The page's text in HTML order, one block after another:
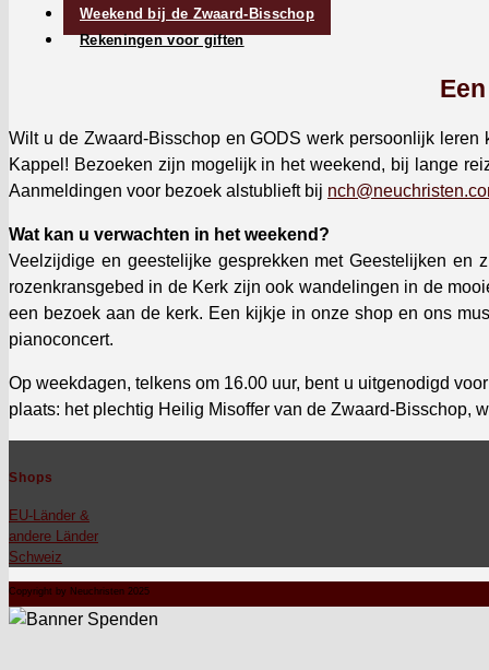
Week­end bij de Zwaard-Biss­chop
Rekenin­gen voor giften
Wilt u de Zwaard-Biss­chop en GODS werk per­soon­lijk
Kap­pel! Bezoeken zijn mogelijk in het week­end, bij lange
Aan­meldin­gen voor bezoek alstublieft bij
Wat kan u verwacht­en in het week­end?
Veelz­i­jdi­ge en geestelijke gesprekken met Geestelijken
rozenkrans­gebed in de Kerk zijn ook wan­delin­gen in de
een bezoek aan de kerk. Een kijk­je in onze shop en ons
pianocon­cert.
Op weekda­gen, telkens om 16.00 uur, bent u uitgen­odigd
plaats: het plechtig Heilig Mis­of­fer van de Zwaard-Biss­chop,
Shops
EU-Län­der &
andere Län­der
Schweiz
Copyright by Neuchristen 2025